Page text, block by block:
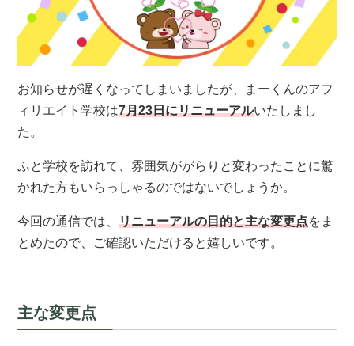
お知らせが遅くなってしまいましたが、まーくんのアフ
ィリエイト学校は7月23日にリニューアルいたしまし
た。
ふと学校を訪れて、雰囲気ががらりと変わったことに驚
かれた方もいらっしゃるのではないでしょうか。
今回の通信では、リニューアルの目的と主な変更点をま
とめたので、ご確認いただけると嬉しいです。
主な変更点